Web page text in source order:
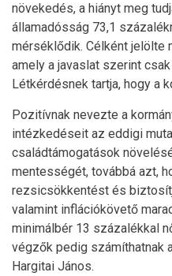
növekedés, a hiányt meg
államadósság 73,1
mérséklődik. Célként jelölte
amely a javaslat szerint
Létkérdésnek tartja, hogy a
Pozitívnak nevezte a
intézkedéseit az eddigi
családtámogatások
mentességét, továbbá azt,
rezsicsökkentést és
valamint inflációkövető
minimálbér 13 százalékkal
végzők pedig számíthatnak
Hargitai János.